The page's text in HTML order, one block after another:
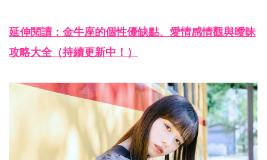
延伸閱讀：金牛座的個性優缺點、愛情感情觀與曖昧
攻略大全（持續更新中！）